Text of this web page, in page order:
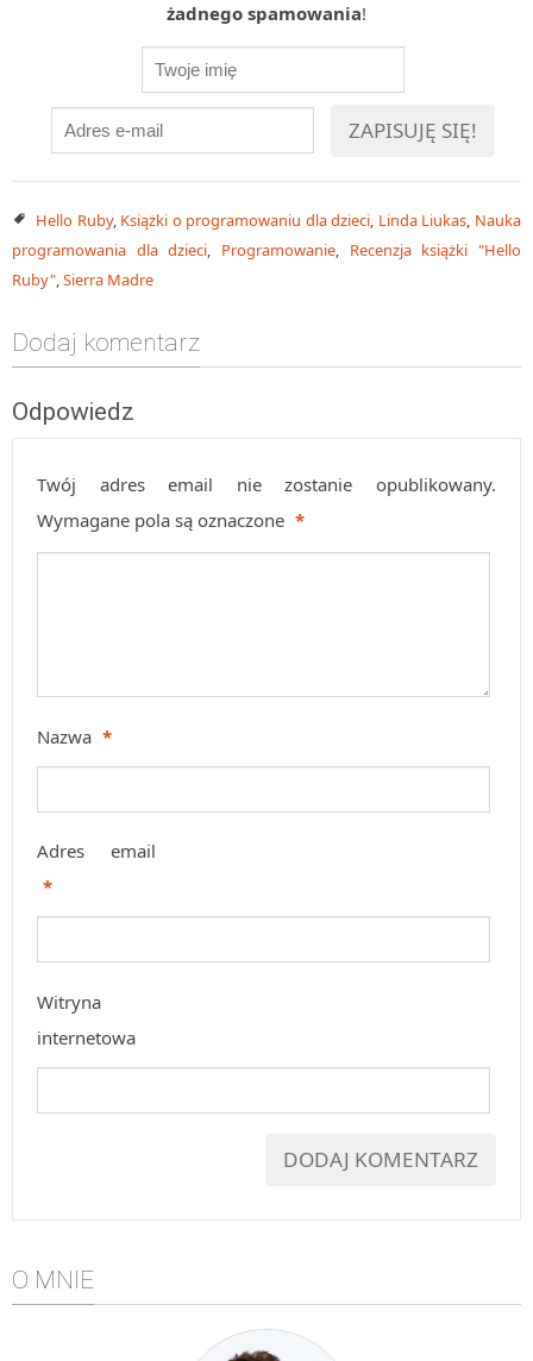
żadnego spamowania!
Hello Ruby, Książki o programowaniu dla dzieci, Linda Liukas, Nauka
programowania dla dzieci, Programowanie, Recenzja książki "Hello
Ruby",Sierra Madre
Dodaj komentarz
Odpowiedz
Twój adres email nie zostanie opublikowany.
Wymagane pola są oznaczone *
Nazwa *
Adres email
*
Witryna
internetowa
O MNIE